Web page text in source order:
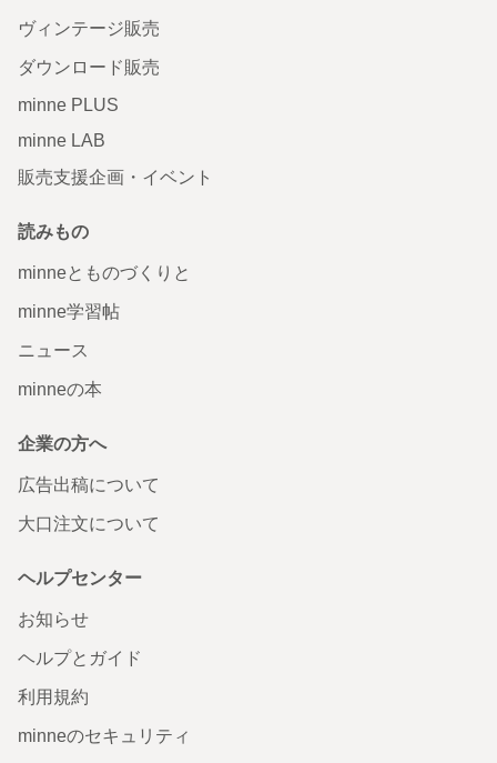
ヴィンテージ販売
ダウンロード販売
minne PLUS
minne LAB
販売支援企画・イベント
読みもの
minneとものづくりと
minne学習帖
ニュース
minneの本
企業の方へ
広告出稿について
大口注文について
ヘルプセンター
お知らせ
ヘルプとガイド
利用規約
minneのセキュリティ